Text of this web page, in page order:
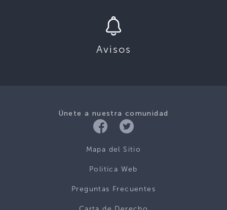
Avisos
Únete a nuestra comunidad
Mapa del Sitio
Politica Web
Preguntas Frecuentes